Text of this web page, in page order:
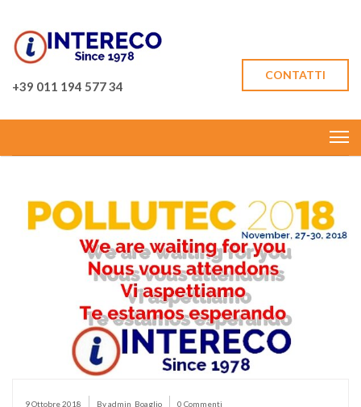
+39 011 194 577 34
CONTATTI
9 Ottobre 2018 By admin_Boaglio 0 Commenti